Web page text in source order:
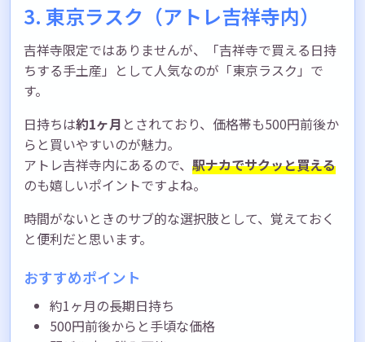
3. 東京ラスク（アトレ吉祥寺内）
吉祥寺限定ではありませんが、「吉祥寺で買える日持
ちする手土産」として人気なのが「東京ラスク」で
す。
日持ちは約1ヶ月 とされており、価格帯も500円前後か
らと買いやすいのが魅力。
アトレ吉祥寺内にあるので、 駅ナカでサクッと買える
のも嬉しいポイントですよね。
時間がないときのサブ的な選択肢として、覚えておく
と便利だと思います。
おすすめポイント
約1ヶ月の長期日持ち
500円前後からと手頃な価格